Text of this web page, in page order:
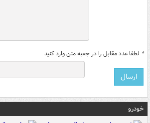
* لطفا عدد مقابل را در جعبه متن وارد کنید
خودرو